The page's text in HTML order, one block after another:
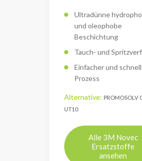
Ultradünne
und oleophobe
Beschichtung
Tauch- und
Einfacher und
Prozess
Alternative: PROMOSOLV
UT10
Alle 3M Novec
Ersatzstoffe
ansehen